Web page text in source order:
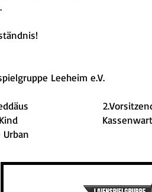
Leeheim e.V.
Heddäus
Kind Kassenwartin: